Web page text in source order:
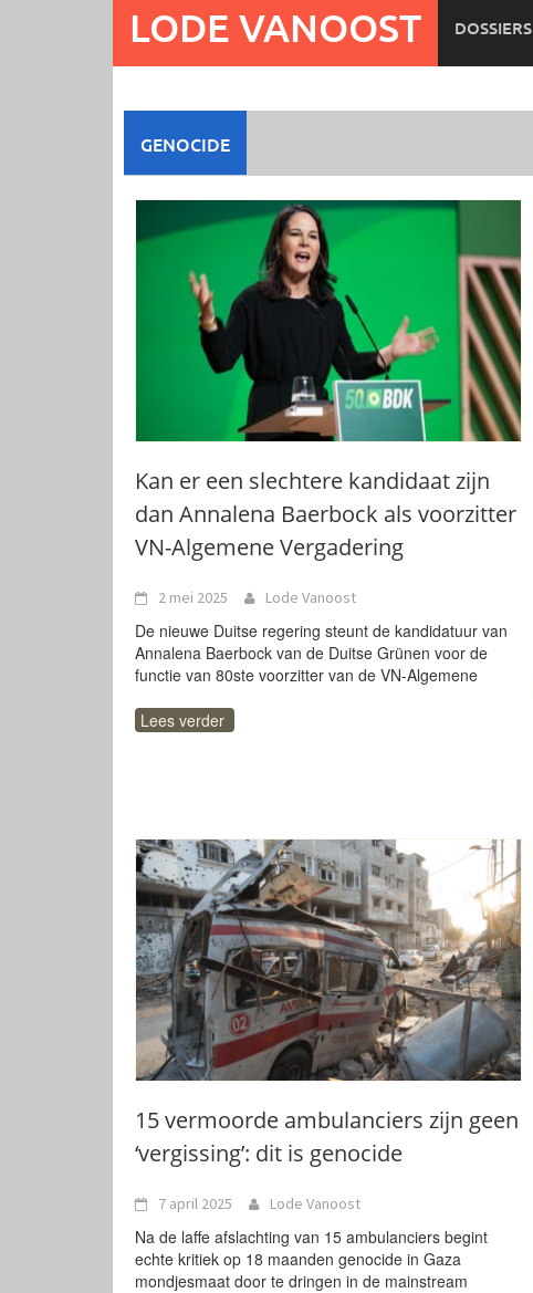
LODE VANOOST DOSSIERS
GENOCIDE
Kan er een slechtere kandidaat zijn
dan Annalena Baerbock als voorzitter
VN-Algemene Vergadering
2 mei 2025 Lode Vanoost
De nieuwe Duitse regering steunt de kandidatuur van
Annalena Baerbock van de Duitse Grünen voor de
functie van 80ste voorzitter van de VN-Algemene
Lees verder
15 vermoorde ambulanciers zijn geen
‘vergissing’: dit is genocide
7 april 2025 Lode Vanoost
Na de laffe afslachting van 15 ambulanciers begint
echte kritiek op 18 maanden genocide in Gaza
mondjesmaat door te dringen in de mainstream